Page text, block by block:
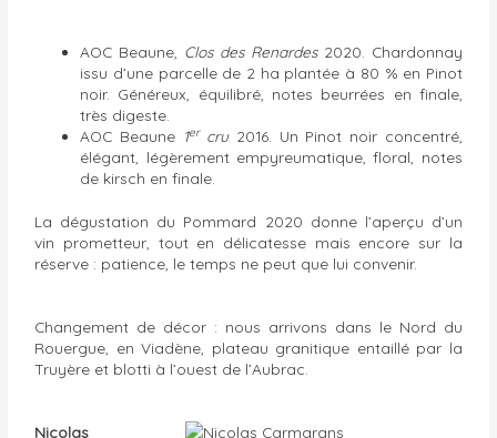
AOC Beaune, Clos des Renardes2020. Chardonnay
issu d’une parcelle de 2 ha plantée à 80 % en Pinot
noir. Généreux, équilibré, notes beurrées en finale,
très digeste.
AOC Beaune 1ercru2016. Un Pinot noir concentré,
élégant, légèrement empyreumatique, floral, notes
de kirsch en finale.
La dégustation du Pommard 2020 donne l’aperçu d’un
vin prometteur, tout en délicatesse mais encore sur la
réserve : patience, le temps ne peut que lui convenir.
Changement de décor : nous arrivons dans le Nord du
Rouergue, en Viadène, plateau granitique entaillé par la
Truyère et blotti à l’ouest de l’Aubrac.
Nicolas